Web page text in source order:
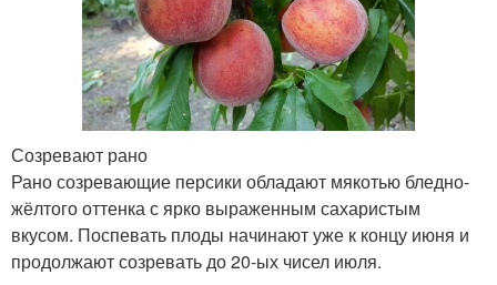
Созревают рано
Рано созревающие персики обладают мякотью бледно-
жёлтого оттенка с ярко выраженным сахаристым
вкусом. Поспевать плоды начинают уже к концу июня и
продолжают созревать до 20-ых чисел июля.